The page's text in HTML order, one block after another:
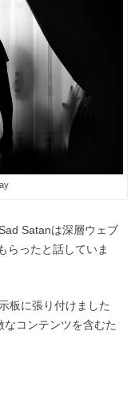
Satanは深層ウェブ
らったと話していま
板に張り付けました
コンテンツを含むた